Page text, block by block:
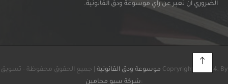
الضروري ان تعبر عن رأي موسوعة ودق القانونية.
Copryright © 2024, By موسوعة ودق القانونية | جميع الحقوق محفوظة - تسويق
:شركة سيو محامين